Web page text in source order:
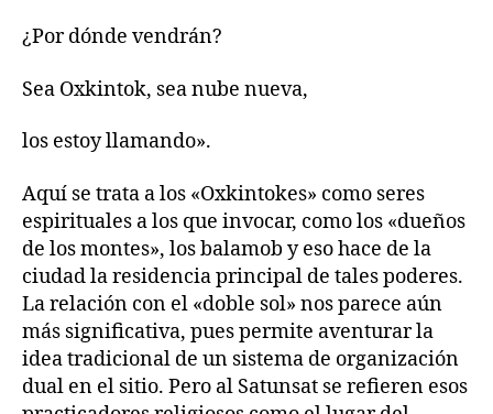
¿Por dónde vendrán?
Sea Oxkintok, sea nube nueva,
los estoy llamando».
Aquí se trata a los «Oxkintokes» como seres
espirituales a los que invocar, como los «dueños
de los montes», los balamob y eso hace de la
ciudad la residencia principal de tales poderes.
La relación con el «doble sol» nos parece aún
más significativa, pues permite aventurar la
idea tradicional de un sistema de organización
dual en el sitio. Pero al Satunsat se refieren esos